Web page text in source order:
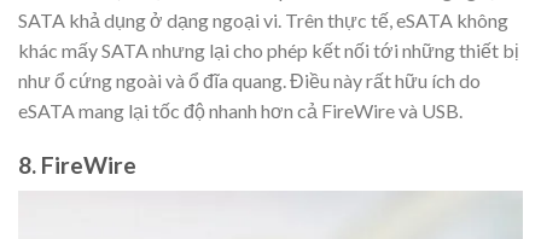
SATA khả dụng ở dạng ngoại vi. Trên thực tế, eSATA không
khác mấy SATA nhưng lại cho phép kết nối tới những thiết bị
như ổ cứng ngoài và ổ đĩa quang. Điều này rất hữu ích do
eSATA mang lại tốc độ nhanh hơn cả FireWire và USB.
8. FireWire